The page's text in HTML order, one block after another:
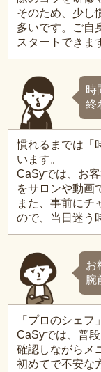
そのため、少し
多いです。ご自
スタートできま
時
終
慣れるまでは「
います。
CaSyでは、お
をサロンや動画
また、事前にチ
ので、当日迷う
お
腕
「プロのシェフ
CaSyでは、普
確認しながらメ
初めてで不安な